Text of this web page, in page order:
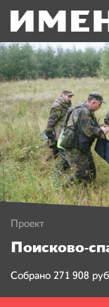
Проект
Поисково-
Собрано 271 908